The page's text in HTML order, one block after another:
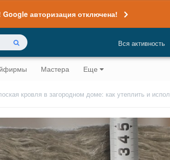
авторизация отключена!
Вся активность
Мастера Еще
кровля в загородном доме: как утеплить и